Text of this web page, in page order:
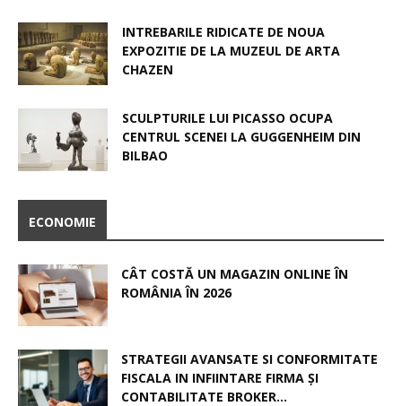
INTREBARILE RIDICATE DE NOUA
EXPOZITIE DE LA MUZEUL DE ARTA
CHAZEN
SCULPTURILE LUI PICASSO OCUPA
CENTRUL SCENEI LA GUGGENHEIM DIN
BILBAO
ECONOMIE
CÂT COSTĂ UN MAGAZIN ONLINE ÎN
ROMÂNIA ÎN 2026
STRATEGII AVANSATE SI CONFORMITATE
FISCALA IN INFIINTARE FIRMA ȘI
CONTABILITATE BROKER...